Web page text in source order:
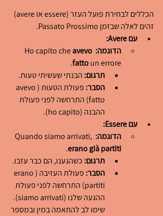
הכללים לבחירת פועל העזר (essere או avere)
זהים לאלה שבזמן Passato Prossimo.
עם Avere:
הדוגמה: avevo
fatto un errore.
תרגום: הבנתי שעשיתי טעות.
הסבר:
פעולת הטעות (avevo
fatto) התרחשה לפני פעולת
ההבנה (ho capito).
עם Essere:
הדוגמה:
erano già partiti
.
תרגום: כשהגענו, הם כבר עזבו.
הסבר:
פעולת העזיבה (erano
partiti) התרחשה לפני פעולת
ההגעה שלנו (siamo arrivati).
שימו לב להתאמה במין ובמספר